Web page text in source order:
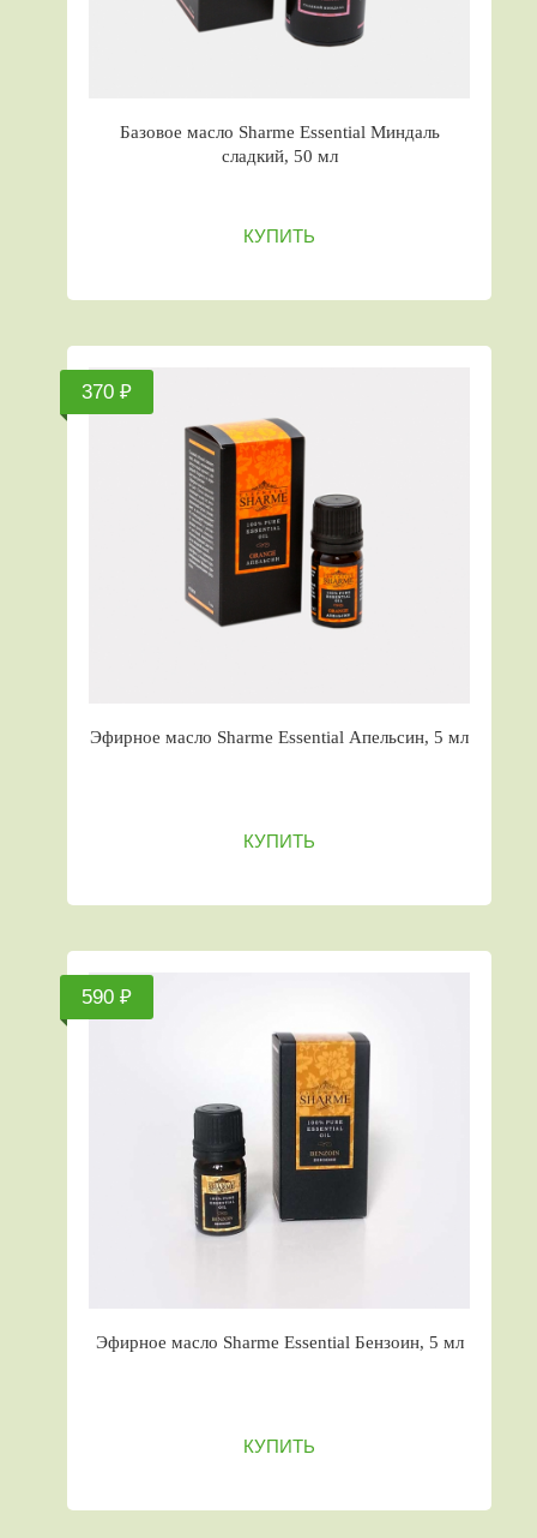
Базовое масло Sharme Essential Миндаль
сладкий, 50 мл
КУПИТЬ
370 ₽
Эфирное масло Sharme Essential Апельсин, 5 мл
КУПИТЬ
590 ₽
Эфирное масло Sharme Essential Бензоин, 5 мл
КУПИТЬ